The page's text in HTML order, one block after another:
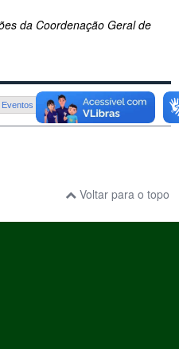
da Coordenação Geral de
Eventos - Cristalina
Voltar para o topo